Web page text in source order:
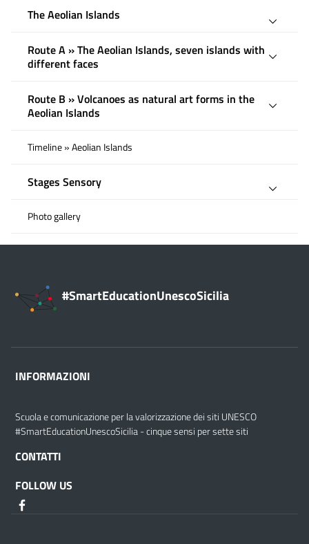
The Aeolian Islands
Route A » The Aeolian Islands, seven islands with
different faces
Route B » Volcanoes as natural art forms in the
Aeolian Islands
Timeline » Aeolian Islands
Stages Sensory
Photo gallery
#SmartEducationUnescoSicilia
INFORMAZIONI
Scuola e comunicazione per la valorizzazione dei siti UNESCO
#SmartEducationUnescoSicilia - cinque sensi per sette siti
CONTATTI
FOLLOW US